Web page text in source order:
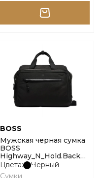
BOSS
Мужская черная сумка
BOSS
Highway_N_Hold.Backp
размер onesi
Цвета:
Черный
Сумки